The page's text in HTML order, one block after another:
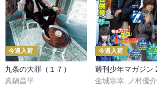
今週入荷
九条の大罪（１７）
真鍋昌平
今週入荷
金城宗幸, ノ村優介